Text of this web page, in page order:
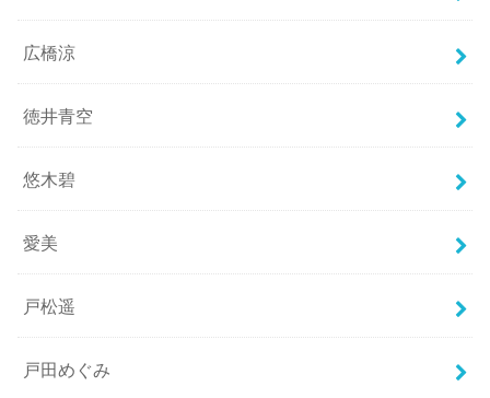
広橋涼
徳井青空
悠木碧
愛美
戸松遥
戸田めぐみ